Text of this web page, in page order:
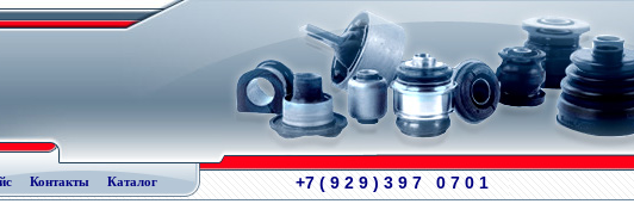
Контакты Каталог +7 ( 9 2 9 ) 3 9 7 0 7 0 1